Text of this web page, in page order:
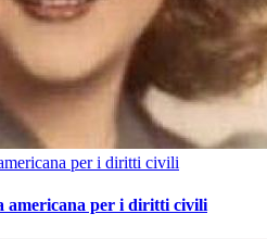
per i diritti civili
americana per i diritti civili